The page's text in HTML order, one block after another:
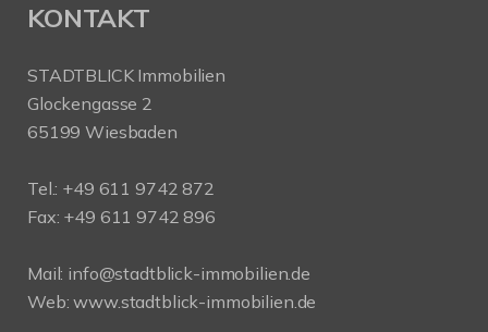
KONTAKT
STADTBLICK Immobilien
Glockengasse 2
65199 Wiesbaden
Tel.: +49 611 9742 872
Fax: +49 611 9742 896
Mail: info@stadtblick-immobilien.de
Web:www.stadtblick-immobilien.de